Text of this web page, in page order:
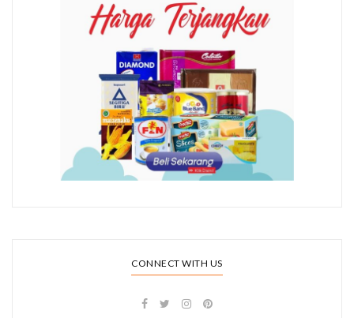
CONNECT WITH US